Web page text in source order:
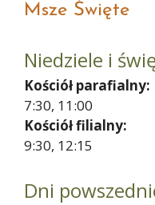
Msze Święte
Niedziele i
Kościół parafialny:
7:30, 11:00
Kościół filialny:
9:30, 12:15
Dni